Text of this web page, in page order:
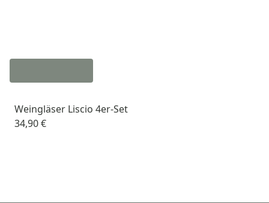
Weingläser Liscio 4er-Set
34,90 €